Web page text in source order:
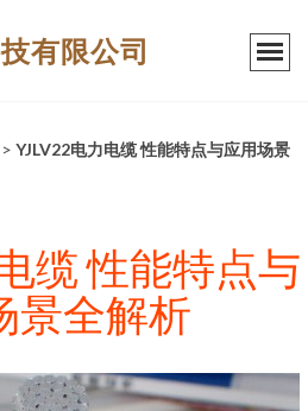
有限公司
> YJLV22电力电缆 性能特点与应用场景
缆 性能特点与
景全解析